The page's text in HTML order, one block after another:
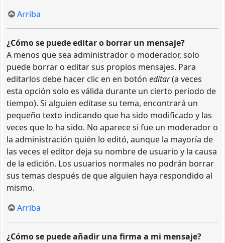
Arriba
¿Cómo se puede editar o borrar un mensaje?
A menos que sea administrador o moderador, solo
puede borrar o editar sus propios mensajes. Para
editarlos debe hacer clic en en botón editar(a veces
esta opción solo es válida durante un cierto periodo de
tiempo). Si alguien editase su tema, encontrará un
pequeño texto indicando que ha sido modificado y las
veces que lo ha sido. No aparece si fue un moderador o
la administración quién lo editó, aunque la mayoría de
las veces el editor deja su nombre de usuario y la causa
de la edición. Los usuarios normales no podrán borrar
sus temas después de que alguien haya respondido al
mismo.
Arriba
¿Cómo se puede añadir una firma a mi mensaje?